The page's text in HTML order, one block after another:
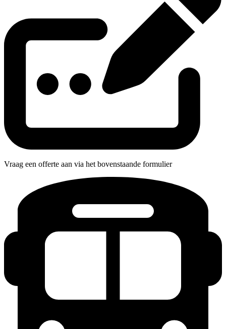
Vraag een offerte aan via het bovenstaande formulier